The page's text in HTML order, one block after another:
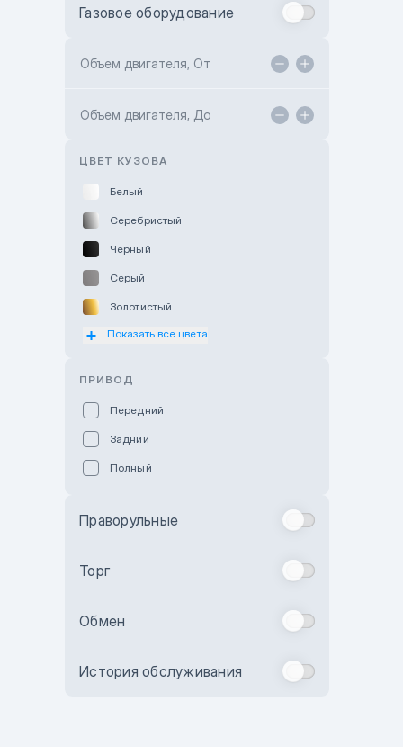
Toyota Kokshetau
Hyundai ShymCity
Газовое оборудование
Объем двигателя, От
Объем двигателя, До
ЦВЕТ КУЗОВА
Белый
Серебристый
Черный
Серый
Золотистый
Оранжевый
Бежевый
Комбинированный
Показать все цвета
ПРИВОД
Передний
Задний
Полный
Праворульные
Торг
Обмен
История обслуживания